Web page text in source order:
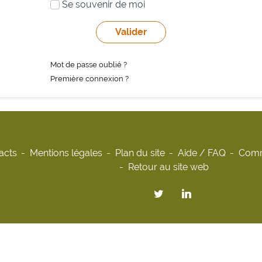
Se souvenir de moi
Mot de passe oublié ?
Première connexion ?
Mentions légales Plan du site Aide / FAQ
Retour au site web